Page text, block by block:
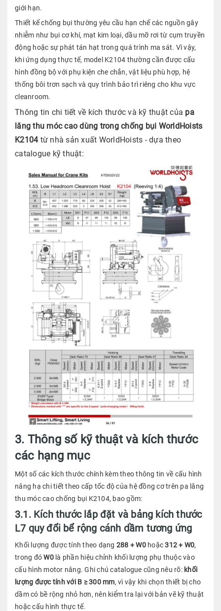
giới hạn.
Thiết kế chống bụi thường yêu cầu hạn chế các nguồn gây
nhiễm như bụi cơ khí, mạt kim loại, dầu mỡ rơi từ cụm truyền
động hoặc sự phát tán hạt trong quá trình ma sát. Vì vậy,
khi ứng dụng thực tế, model K2104 thường cần được cấu
hình đồng bộ với phụ kiện che chắn, vật liệu phù hợp, hệ
thống bôi trơn sạch và quy trình bảo trì riêng cho khu vực
cleanroom.
Thông tin chi tiết về kích thước và kỹ thuật của pa
lăng thu móc cao dùng trong chống bụi WorldHoists
K2104từ nhà sản xuất WorldHoists - dựa theo
catalogue kỹ thuật:
3. Thông số kỹ thuật và kích thước
các hạng mục
Một số các kích thước chính kèm theo thông tin về cấu hình
nâng hạ chi tiết theo cấp tốc độ của hệ đồng cơ trên pa lăng
thu móc cao chống bụi K2104, bao gồm:
3.1. Kích thước lắp đặt và bảng kích thước
L7 quy đổi bể rộng cánh dầm tương ứng
Khối lượng được tính theo dạng 288 + W0hoặc312 + W0,
trong đóW0là phần hiệu chỉnh khối lượng phụ thuộc vào
cấu hình motor nâng. Ghi chú catalogue cũng nêu rõ: khối
lượng được tính với B ≥ 300 mm, vì vậy khi chọn thiết bị cho
dầm có bề rộng nhỏ hơn, nên kiểm tra lại với bản vẽ kỹ thuật
hoặc cấu hình thực tế.